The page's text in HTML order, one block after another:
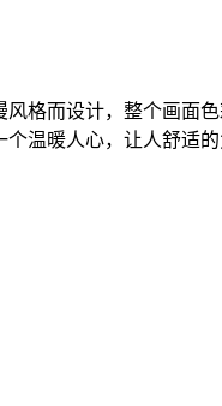
格而设计，整个画面
温暖人心，让人舒适的